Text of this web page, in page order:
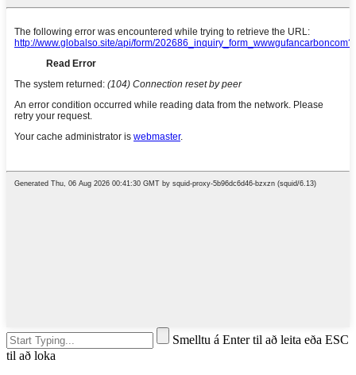
Smelltu á Enter til að leita eða ESC
til að loka